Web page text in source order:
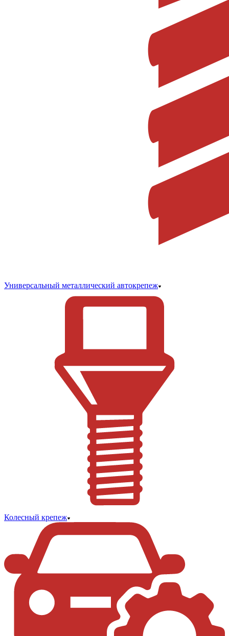
Универсальный металлический автокрепеж
Колесный крепеж